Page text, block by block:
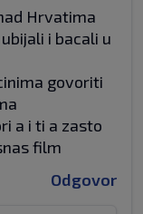
Hrvatima
i bacali u
govoriti
a i ti a zasto
film
Odgovor